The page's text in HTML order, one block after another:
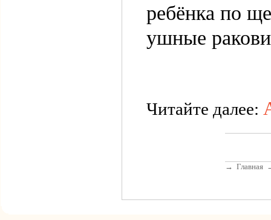
ребёнка по
ушные
Читайте далее:
→ Главная